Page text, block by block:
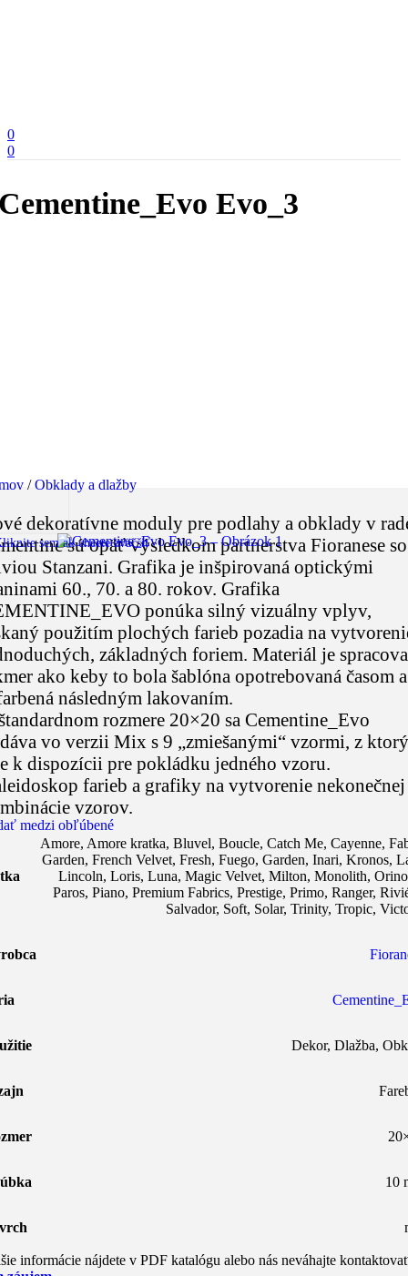
0
0
Evo_3
sem ak chcete zväčšiť
/ Obklady a dlažby
dekoratívne moduly pre podlahy a obklady v
sú opäť výsledkom partnerstva Fioranese so
Stanzani. Grafika je inšpirovaná optickými
60., 70. a 80. rokov. Grafika
ponúka silný vizuálny vplyv,
použitím plochých farieb pozadia na
základných foriem. Materiál je
ako keby to bola šablóna opotrebovaná časom a
následným lakovaním.
rozmere 20×20 sa Cementine_Evo
vo verzii Mix s 9 „zmiešanými“ vzormi, z
k dispozícii pre pokládku jedného vzoru.
farieb a grafiky na vytvorenie nekonečnej
vzorov.
medzi obľúbené
Amore, Amore kratka, Bluvel, Boucle, Catch Me, Cayenne,
Garden, French Velvet, Fresh, Fuego, Garden, Inari, Kronos,
Lincoln, Loris, Luna, Magic Velvet, Milton, Monolith,
Paros, Piano, Premium Fabrics, Prestige, Primo, Ranger,
Salvador, Soft, Solar, Trinity, Tropic,
Dekor, Dlažba,
10
informácie nájdete v PDF katalógu alebo nás neváhajte